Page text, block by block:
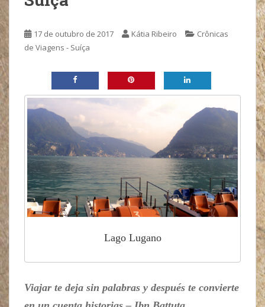
17 de outubro de 2017 Kátia Ribeiro
Crônicas
de Viagens - Suíça
Lago Lugano
Viajar te deja sin palabras y después te convierte